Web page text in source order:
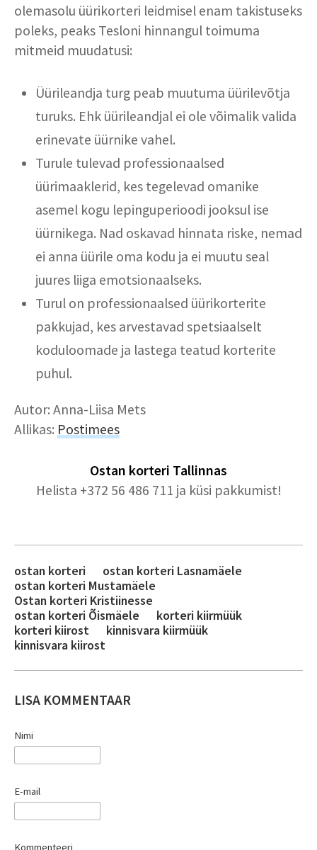
olemasolu üürikorteri leidmisel enam takistuseks
poleks, peaks Tesloni hinnangul toimuma
mitmeid muudatusi:
Üürileandja turg peab muutuma üürilevõtja
turuks. Ehk üürileandjal ei ole võimalik valida
erinevate üürnike vahel.
Turule tulevad professionaalsed
üürimaaklerid, kes tegelevad omanike
asemel kogu lepinguperioodi jooksul ise
üürnikega. Nad oskavad hinnata riske, nemad
ei anna üürile oma kodu ja ei muutu seal
juures liiga emotsionaalseks.
Turul on professionaalsed üürikorterite
pakkujad, kes arvestavad spetsiaalselt
koduloomade ja lastega teatud korterite
puhul.
Autor: Anna-Liisa Mets
Allikas: Postimees
Ostan korteri Tallinnas
Helista +372 56 486 711 ja küsi pakkumist!
ostan korteri
ostan korteri Lasnamäele
ostan korteri Mustamäele
Ostan korteri Kristiinesse
ostan korteri Õismäele
korteri kiirmüük
korteri kiirost
kinnisvara kiirmüük
kinnisvara kiirost
LISA KOMMENTAAR
Nimi
E-mail
Kommenteeri